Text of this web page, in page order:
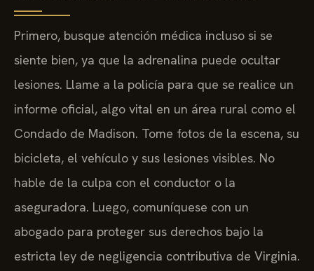
Primero, busque atención médica incluso si se
siente bien, ya que la adrenalina puede ocultar
lesiones. Llame a la policía para que se realice un
informe oficial, algo vital en un área rural como el
Condado de Madison. Tome fotos de la escena, su
bicicleta, el vehículo y sus lesiones visibles. No
hable de la culpa con el conductor o la
aseguradora. Luego, comuníquese con un
abogado para proteger sus derechos bajo la
estricta ley de negligencia contributiva de Virginia.